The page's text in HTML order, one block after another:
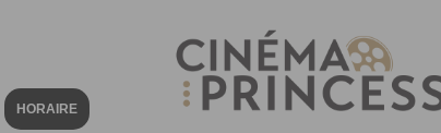
HORAIRE